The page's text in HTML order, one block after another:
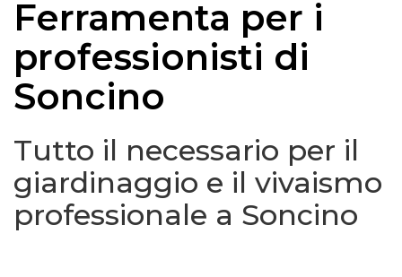
Ferramenta per i
professionisti di
Soncino
Tutto il necessario per il
giardinaggio e il vivaismo
professionale a Soncino